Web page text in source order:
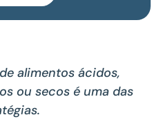
alimentos ácidos,
ou secos é uma das